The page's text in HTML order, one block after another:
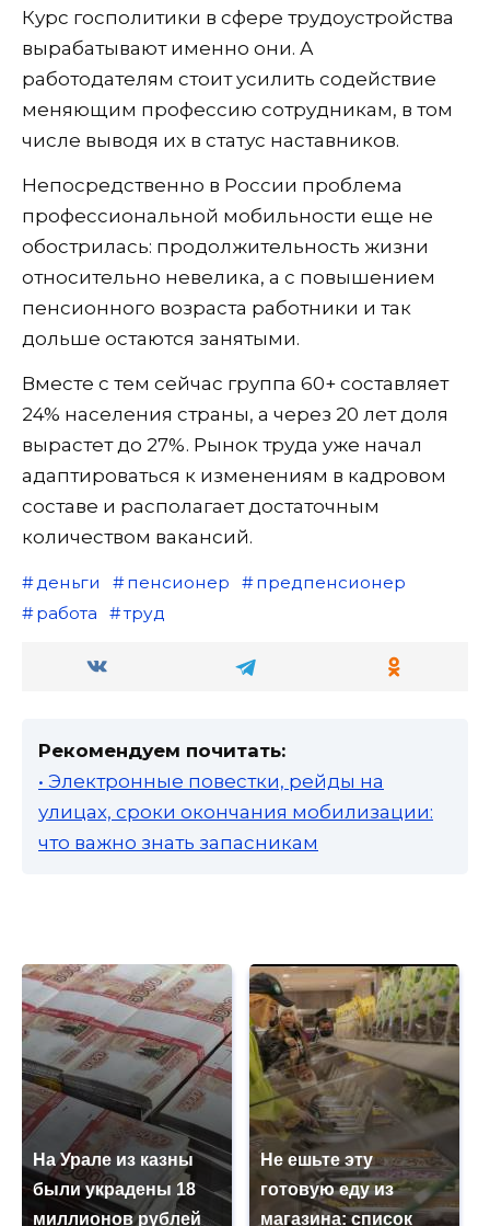
Курс госполитики в сфере трудоустройства
вырабатывают именно они. А
работодателям стоит усилить содействие
меняющим профессию сотрудникам, в том
числе выводя их в статус наставников.
Непосредственно в России проблема
профессиональной мобильности еще не
обострилась: продолжительность жизни
относительно невелика, а с повышением
пенсионного возраста работники и так
дольше остаются занятыми.
Вместе с тем сейчас группа 60+ составляет
24% населения страны, а через 20 лет доля
вырастет до 27%. Рынок труда уже начал
адаптироваться к изменениям в кадровом
составе и располагает достаточным
количеством вакансий.
деньги пенсионер
предпенсионер
работа
труд
Рекомендуем почитать:
• Электронные повестки, рейды на
улицах, сроки окончания мобилизации:
что важно знать запасникам
На Урале из казны
были украдены 18
миллионов рублей
Не ешьте эту
готовую еду из
магазина: список